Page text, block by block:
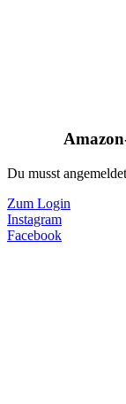
Du musst
Zum Login
Instagram
Facebook